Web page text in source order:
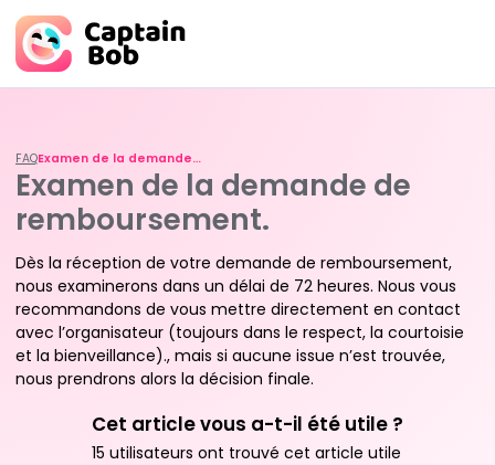
Skip
content
FAQ Examen de la demande de remboursement.
Examen de la demande de
remboursement.
Dès la réception de votre demande de remboursement,
nous examinerons dans un délai de 72 heures. Nous vous
recommandons de vous mettre directement en contact
avec l’organisateur (toujours dans le respect, la courtoisie
et la bienveillance)., mais si aucune issue n’est trouvée,
nous prendrons alors la décision finale.
Cet article vous a-t-il été utile ?
15 utilisateurs ont trouvé cet article utile